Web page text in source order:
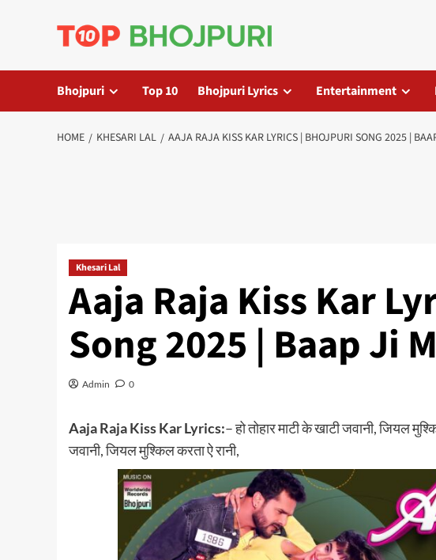
Bhojpuri Top 10 Bhojpuri Lyrics Entertainment
HOME KHESARI LAL AAJA RAJA KISS KAR LYRICS | BHOJPURI SONG 2025 |
Khesari Lal
Aaja Raja Kiss Kar
Song 2025 | Baap Ji
Admin 0
Aaja Raja Kiss Kar Lyrics:– हो तोहार माटी के खाटी जवानी, जियल
जवानी, जियल मुश्किल करता ऐ रानी,